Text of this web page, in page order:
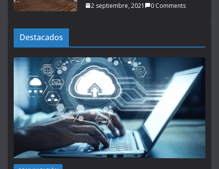
2 septiembre, 2021 0 Comments
Destacados